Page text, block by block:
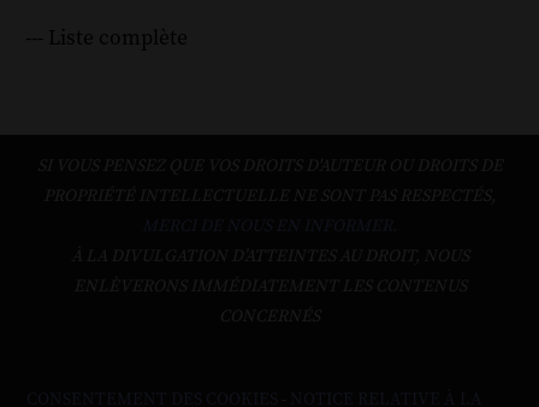
--- Liste complète